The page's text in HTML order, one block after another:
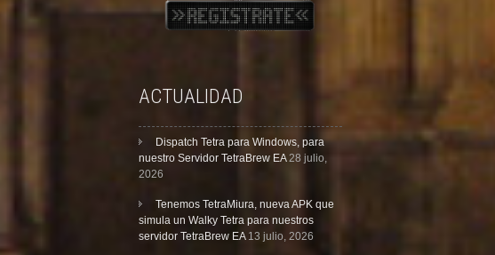
ACTUALIDAD
Dispatch Tetra para Windows, para
nuestro Servidor TetraBrew EA 28 julio,
2026
Tenemos TetraMiura, nueva APK que
simula un Walky Tetra para nuestros
servidor TetraBrew EA 13 julio, 2026